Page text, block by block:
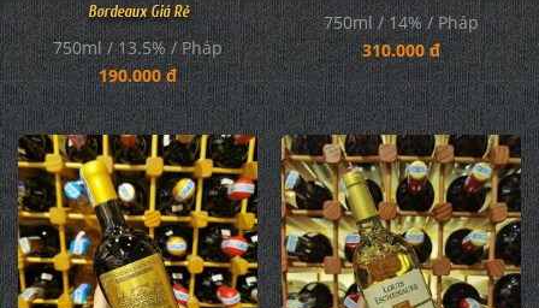
Bordeaux Giá Rẻ
750ml / 13.5% / Pháp
190.000 đ
750ml / 14% / Pháp
310.000 đ